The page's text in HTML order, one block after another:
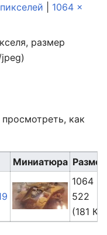
1064 ×
размер
)
как
Миниатюра
1064 ×
522
(181 Кб)